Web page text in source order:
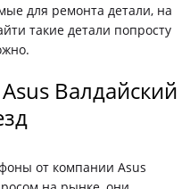
для ремонта детали, на
такие детали попросту
Валдайский
от компании Asus